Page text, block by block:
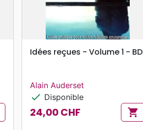
search APERÇU RAPIDE
Idées reçues - Volume 1 - BD
Alain Auderset
check Disponible
Prix
24,00 CHF shopping_cart